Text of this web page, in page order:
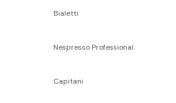
Bialetti
Nespresso Professional
Capitani